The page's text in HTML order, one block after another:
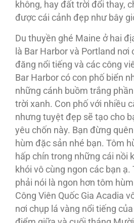
không, hay đất trời đổi thay,
được cái cảnh đẹp như bây
Du thuyền ghé Maine ở hai
là Bar Harbor và Portland nơi
đăng nổi tiếng và các công
Bar Harbor có con phố biển
những cánh buồm trắng
trời xanh. Con phố với nhiều
nhưng tuyệt đẹp sẽ tạo cho
yêu chốn này. Bạn đừng
hùm đặc sản nhé bạn. Tôm
hấp chín trong những cái nồi
khói vô cùng ngon các bạn
phải nói là ngon hơn tôm
Công Viên Quốc Gia Acadia
nơi chụp lá vàng nổi tiếng